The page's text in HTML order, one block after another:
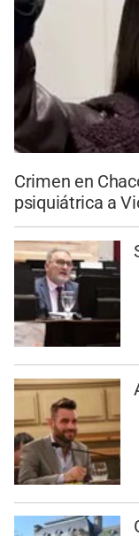
Crimen en
psiquiátrica a